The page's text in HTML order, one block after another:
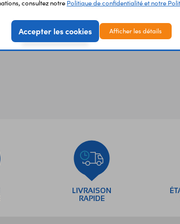
LIVRAISON
RAPIDE
consultez notre Politique de confidentialité et notre
Accepter les cookies Afficher les détails